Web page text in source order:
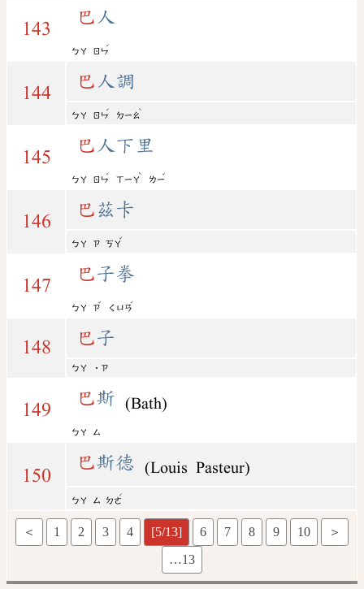
143
巴 人
ㄅㄚ ㄖㄣ
ˊ
144
巴 人調
ㄅㄚ ㄖㄣ
ˊ
ㄉㄧㄠ
ˋ
145
巴 人下里
ㄅㄚ ㄖㄣ
ˊ
ㄒㄧㄚ
ˋ
ㄌㄧ
ˇ
146
巴 茲卡
ㄅㄚ ㄗ ㄎㄚ
ˇ
147
巴子拳
ㄅㄚ ㄗ
ˇ
ㄑㄩㄢ
ˊ
148 巴子
ㄅㄚ ˙ㄗ
149
巴斯 (Bath)
ㄅㄚ ㄙ
150
巴斯德 (Louis Pasteur)
ㄅㄚ ㄙ ㄉㄜ
ˊ
＜ 1 2 3 4 [5/13] 6 7 8 9 10
＞
…13